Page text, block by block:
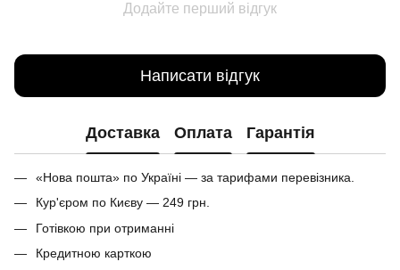
Додайте перший відгук
Написати відгук
Доставка Оплата Гарантія
«Нова пошта» по Україні — за тарифами перевізника.
Кур'єром по Києву — 249 грн.
Готівкою при отриманні
Кредитною карткою